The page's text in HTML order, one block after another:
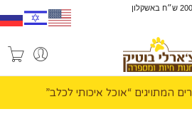
המתויגים “אוכל איכותי לכלב”